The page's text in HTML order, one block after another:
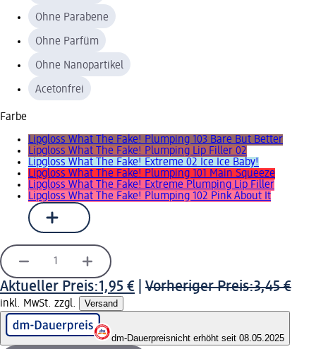
Ohne Parabene
Ohne Parfüm
Ohne Nanopartikel
Acetonfrei
Farbe
Lipgloss What The Fake! Plumping 103 Bare But Better
Lipgloss What The Fake! Plumping Lip Filler 02
Lipgloss What The Fake! Extreme 02 Ice Ice Baby!
Lipgloss What The Fake! Plumping 101 Main Squeeze
Lipgloss What The Fake! Extreme Plumping Lip Filler
Lipgloss What The Fake! Plumping 102 Pink About It
Aktueller Preis:1,95 € Vorheriger Preis:3,45 €
inkl. MwSt. zzgl. Versand
dm-Dauerpreisnicht erhöht seit 08.05.2025